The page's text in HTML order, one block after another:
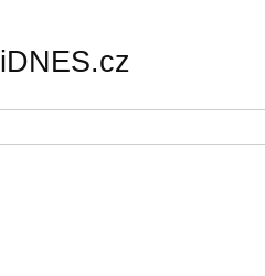
iDNES.cz